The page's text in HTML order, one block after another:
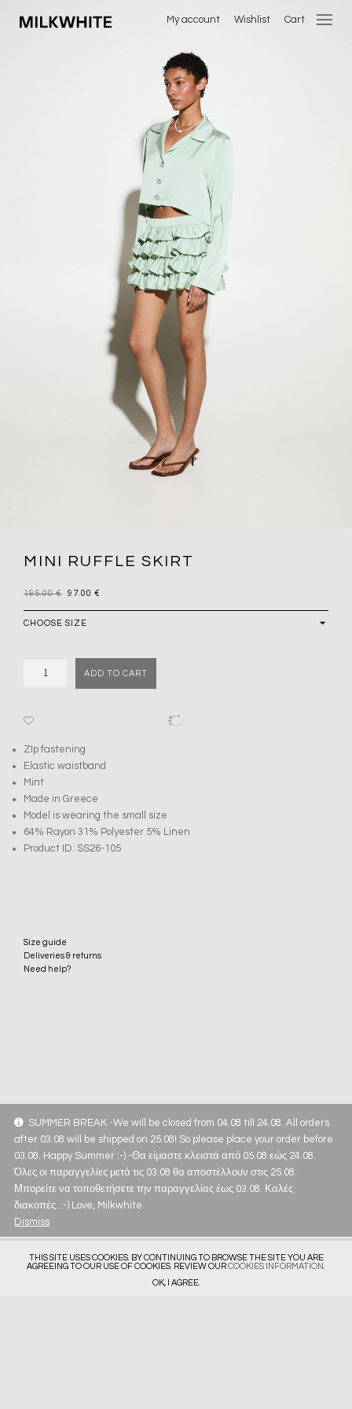
My account Wishlist Cart
MINI RUFFLE SKIRT
195.00€ 97.00 €
ADD TO CART
ZIp fastening
Elastic waistband
Mint
Made in Greece
Model is wearing the small size
64% Rayon 31% Polyester 5% Linen
Product ID: SS26-105
Size guide
Deliveries & returns
Need help?
SUMMER BREAK -We will be closed from 04.08 till 24.08. All orders
after 03.08 will be shipped on 25.08! So please place your order before
03.08. Happy Summer :-) -Θα είμαστε κλειστά από 05.08 εώς 24.08.
Όλες οι παραγγελίες μετά τις 03.08 θα αποστέλλουν στις 25.08.
Μπορείτε να τοποθετήσετε την παραγγελίας έως 03.08. Καλές
διακοπές. :-) Love, Milkwhite
Dismiss
THIS SITE USES COOKIES. BY CONTINUING TO BROWSE THE SITE YOU ARE
AGREEING TO OUR USE OF COOKIES. REVIEW OURCOOKIES INFORMATION
OK, I AGREE.